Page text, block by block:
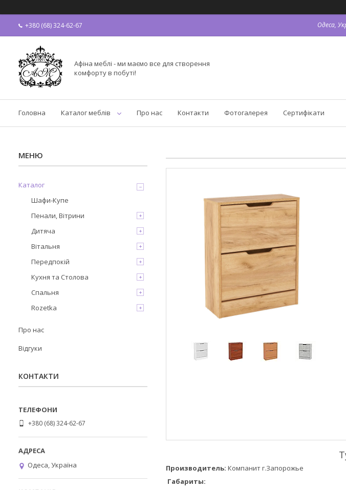
+380 (68) 324-62-67 Одеса,
Афіна меблі - ми маємо все для створення
комфорту в побуті!
Головна Каталог меблів Про нас Контакти Фотогалерея Сертифікати
Производитель: Компанит г.Запорожье
Габариты:
Каталог
Шафи-Купе
Пенали, Вітрини
Дитяча
Вітальня
Передпокій
Кухня та Столова
Спальня
Rozetka
Про нас
Відгуки
КОНТАКТИ
+380 (68) 324-62-67
Одеса, Україна